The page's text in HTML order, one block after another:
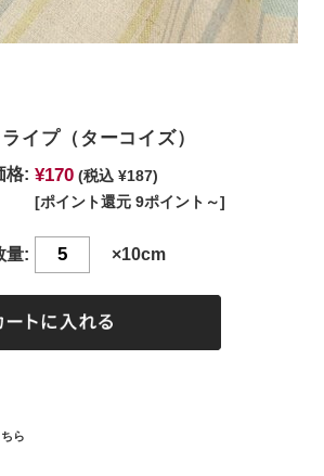
イプ（ターコイズ）
格: ¥170 (税込 ¥187)
[ポイント還元 9ポイント～]
量: ×10cm
ら